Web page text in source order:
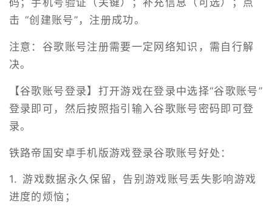
码；手机号验证（关键）；补充信息（可选）；点
击 “创建账号”，注册成功。
注意：谷歌账号注册需要一定网络知识，需自行解
决。
【谷歌账号登录】打开游戏在登录中选择“谷歌账号”
登录即可，然后按照指引输入谷歌账号密码即可登
录。
铁路帝国安卓手机版游戏登录谷歌账号好处：
1. 游戏数据永久保留，告别游戏账号丢失影响游戏
进度的烦恼；